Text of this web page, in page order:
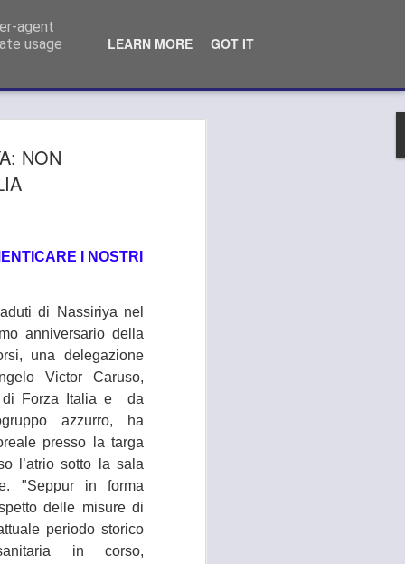
NON
I NOSTRI
di Nassiriya nel
anniversario della
una delegazione
Victor Caruso,
di Forza Italia e da
azzurro, ha
presso la targa
l’atrio sotto la sala
"Seppur in forma
delle misure di
periodo storico
in corso,
agent
usage
LEARN MORE GOT IT
Campi Bisenzio (FI)
GANDOLA
AI PRESIDENTI
DEL
SI APPELLA AI PRESIDENTI
"OPPONETEVI ALLO
DA PARTE DELL’ASL".
per il 27 agosto prossimo, con
dell’Asl Toscana Centro
i diversi rappresentanti zonali
metropolitana fiorentina, che
valere le ragioni dei territori
balbettii, serve una risposta forte
in corso del servizio di continuità